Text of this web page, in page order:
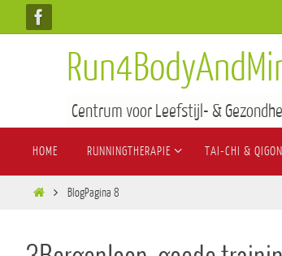
Centrum voor Leefstijl- &
HOME RUNNINGTHERAPIE TAI-CHI &
BlogPagina 8